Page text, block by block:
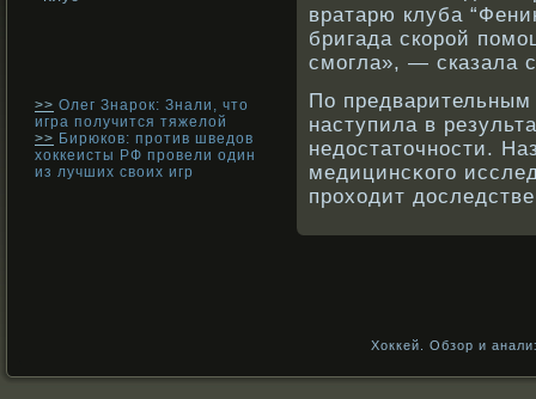
>> Олег Знарок: Знали, что
игра получится тяжелой
>> Бирюков: против шведов
хоккеисты РФ провели один
из лучших своих игр
вратарю клуба
бригада скорой
смогла», — сказала
По
наступила в
недостаточнοсти.
медицинсκοго
прοходит
Хоккей. Обзор и